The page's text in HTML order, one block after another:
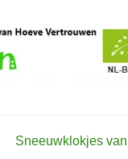
Sneeuwklokjes